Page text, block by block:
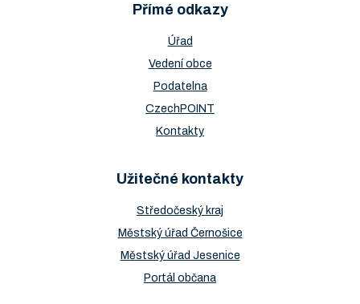
Přímé odkazy
Úřad
Vedení obce
Podatelna
CzechPOINT
Kontakty
Užitečné kontakty
Středočeský kraj
Městský úřad Černošice
Městský úřad Jesenice
Portál občana